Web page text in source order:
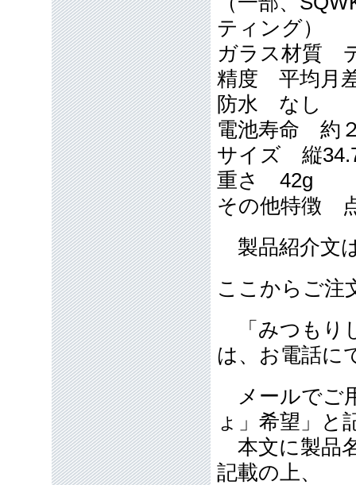
ティング）
ガラス材質
精度 平均月
防水 なし
電池寿命 約
サイズ 縦
重さ 42g
その他特徴
製品紹介文
ここからご注
「みつもり
は、お電話に
メールでご
ょ」希望」と
本文に製品
記載の上、